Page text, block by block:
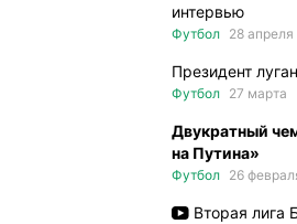
интервью
Футбол 28 апреля
Президент
Футбол 27 марта
Двукратный
на Путина»
Футбол 26
Вторая лига